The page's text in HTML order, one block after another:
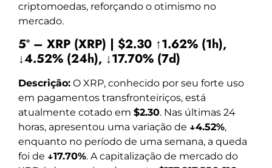
criptomoedas, reforçando o otimismo no
mercado.
5º – XRP (XRP) | $2.30 ↑1.62% (1h),
↓4.52% (24h), ↓17.70% (7d)
Descrição: O XRP, conhecido por seu forte uso
em pagamentos transfronteiriços, está
atualmente cotado em $2.30. Nas últimas 24
horas, apresentou uma variação de ↓4.52%,
enquanto no período de uma semana, a queda
foi de ↓17.70%. A capitalização de mercado do